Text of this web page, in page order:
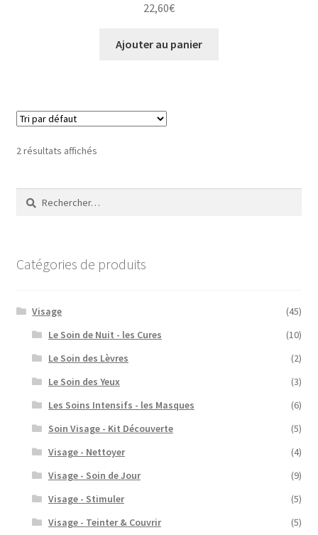
22,60€
Ajouter au panier
2 résultats affichés
Rechercher :
Catégories de produits
Visage
(45)
Le Soin de Nuit - les Cures
(10)
Le Soin des Lèvres
(2)
Le Soin des Yeux
(3)
Les Soins Intensifs - les Masques
(6)
Soin Visage - Kit Découverte
(5)
Visage - Nettoyer
(4)
Visage - Soin de Jour
(9)
Visage - Stimuler
(5)
Visage - Teinter & Couvrir
(5)